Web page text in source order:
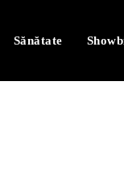
Sănătate